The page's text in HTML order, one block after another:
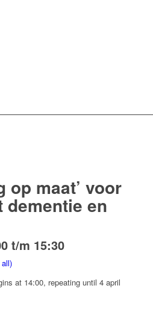
op maat’ voor
dementie en
t/m 15:30
at 14:00, repeating until 4 april